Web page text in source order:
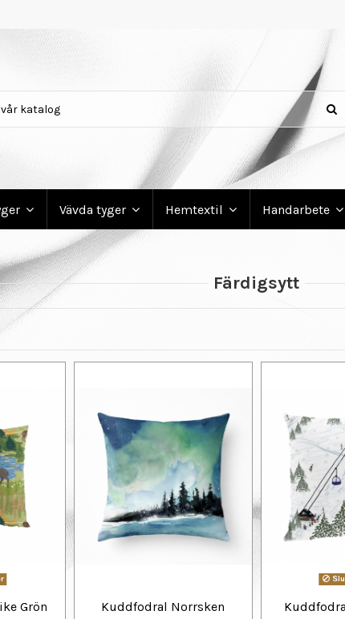
Vävda tyger Hemtextil Handarbete
Färdigsytt
Grön Kuddfodral Norrsken